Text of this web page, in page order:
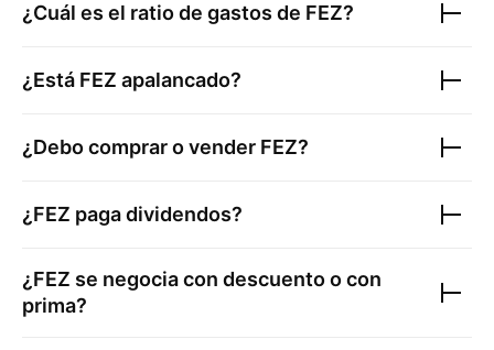
¿Cuál es el ratio de gastos de FEZ?
¿Está FEZ apalancado?
¿Debo comprar o vender FEZ?
¿FEZ paga dividendos?
¿FEZ se negocia con descuento o con
prima?